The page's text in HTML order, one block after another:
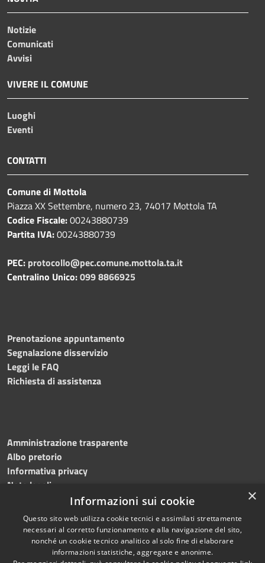
Notizie
Comunicati
Avvisi
VIVERE IL COMUNE
Luoghi
Eventi
CONTATTI
Comune di Mottola
Piazza XX Settembre, numero 23, 74017 Mottola TA
Codice Fiscale:00243880739
Partita IVA:00243880739
PEC: protocollo@pec.comune.mottola.ta.it
Centralino Unico:099 8866925
Prenotazione appuntamento
Segnalazione disservizio
Leggi le FAQ
Richiesta di assistenza
Amministrazione trasparente
Albo pretorio
Informativa privacy
Note legali
Dichiarazione di accessibilità
Copyright © 2026 • Comune di
×
Informazioni sui cookie
Questo sito web utilizza cookie tecnici e assimilati strettamente
necessari al corretto funzionamento e alla navigazione del sito,
nonché un cookie tecnico analitico al solo fine di elaborare
informazioni statistiche, aggregate e anonime.